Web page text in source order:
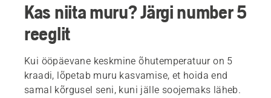
Kas niita muru? Järgi number 5
reeglit
Kui ööpäevane keskmine õhutemperatuur on 5
kraadi, lõpetab muru kasvamise, et hoida end
samal kõrgusel seni, kuni jälle soojemaks läheb.